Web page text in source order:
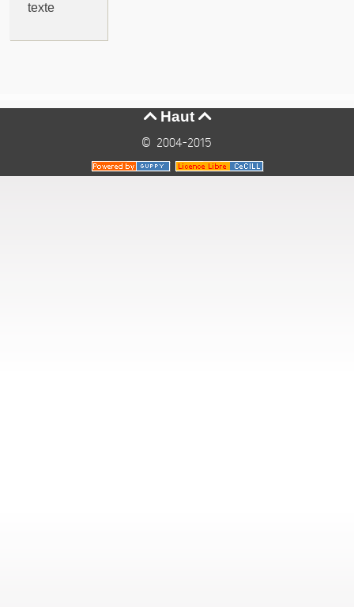
texte
Haut 
© 2004-2015